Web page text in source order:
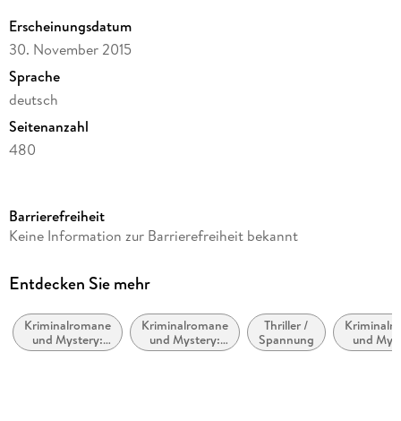
Erscheinungsdatum
30. November 2015
Sprache
deutsch
Seitenanzahl
480
Reihe
Autor/Autorin
Verlag/Hersteller
Ullstein Ebooks
Barrierefreiheit
Keine Information zur Barrierefreiheit bekannt
Entdecken Sie mehr
Kriminalromane
und Mystery:
Polizeiarbeit &
Kriminalromane
und Mystery:
Ermittlerinnen
Thriller /
Spannung
und